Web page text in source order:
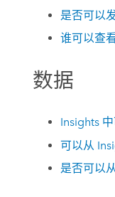
是否可以
谁可以查
数据
Insights中
可以从
是否可以